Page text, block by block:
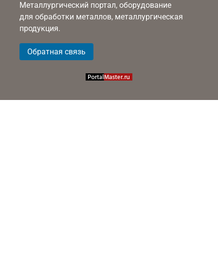
Металлургический портал, оборудование
для обработки металлов, металлургическая
продукция.
Обратная связь